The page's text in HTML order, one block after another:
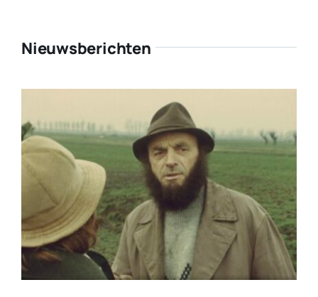
Nieuwsberichten